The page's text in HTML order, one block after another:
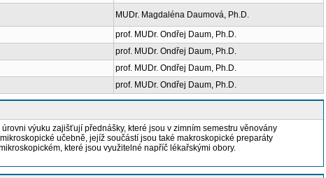
MUDr. Magdaléna Daumová, Ph.D.
prof. MUDr. Ondřej Daum, Ph.D.
prof. MUDr. Ondřej Daum, Ph.D.
prof. MUDr. Ondřej Daum, Ph.D.
prof. MUDr. Ondřej Daum, Ph.D.
výuku zajišťují přednášky, které jsou v zimním semestru věnovány
učebně, jejíž součástí jsou také makroskopické preparáty
které jsou využitelné napříč lékařskými obory.